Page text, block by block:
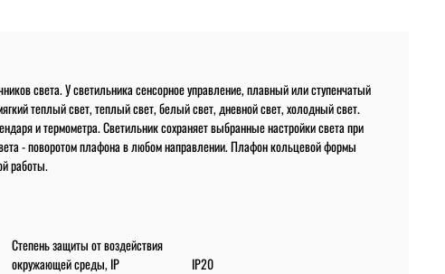
света. У светильника сенсорное управление, плавный или ступенчатый
теплый свет, теплый свет, белый свет, дневной свет, холодный свет.
и термометра. Светильник сохраняет выбранные настройки света при
- поворотом плафона в любом направлении. Плафон кольцевой формы
работы.
Степень защиты от воздействия
окружающей среды, IP
IP20